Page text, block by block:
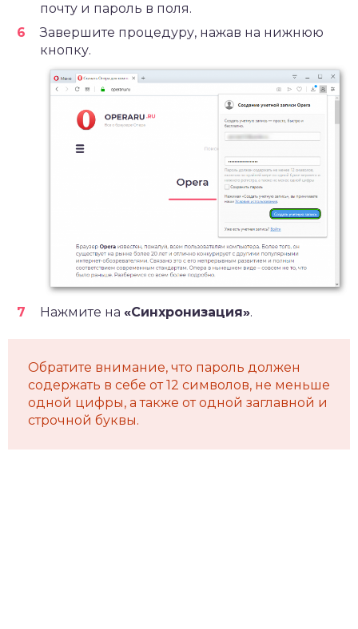
почту и пароль в поля.
Завершите процедуру, нажав на нижнюю
кнопку.
Нажмите на «Синхронизация».
Обратите внимание, что пароль должен
содержать в себе от 12 символов, не меньше
одной цифры, а также от одной заглавной и
строчной буквы.